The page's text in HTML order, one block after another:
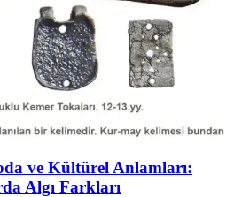
ve Kültürel Anlamları:
Algı Farkları